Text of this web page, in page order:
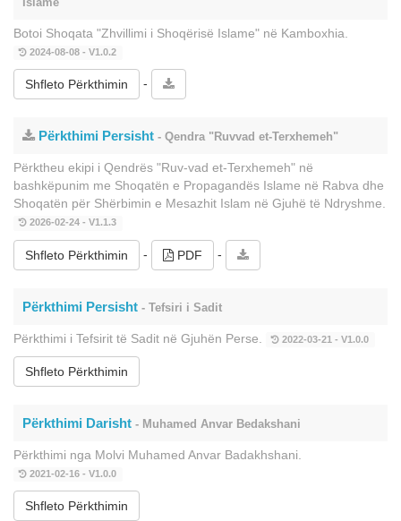
Botoi Shoqata "Zhvillimi i Shoqërisë Islame" në Kamboxhia.
2024-08-08 - V1.0.2
Shfleto Përkthimin -
Përkthimi Persisht - Qendra "Ruvvad et-Terxhemeh"
Përktheu ekipi i Qendrës "Ruv-vad et-Terxhemeh" në
bashkëpunim me Shoqatën e Propagandës Islame në Rabva dhe
Shoqatën për Shërbimin e Mesazhit Islam në Gjuhë të Ndryshme.
2026-02-24 - V1.1.3
Shfleto Përkthimin - PDF -
Përkthimi Persisht - Tefsiri i Sadit
Përkthimi i Tefsirit të Sadit në Gjuhën Perse. 2022-03-21 - V1.0.0
Shfleto Përkthimin
Përkthimi Darisht - Muhamed Anvar Bedakshani
Përkthimi nga Molvi Muhamed Anvar Badakhshani.
2021-02-16 - V1.0.0
Shfleto Përkthimin